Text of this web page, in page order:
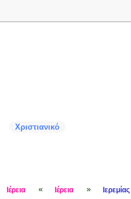
Χριστιανικό
Ιέρεια « Ιέρεια » Ιερεμίας